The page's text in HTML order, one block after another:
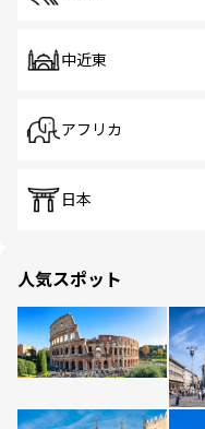
中近東
アフリカ
日本
人気スポット